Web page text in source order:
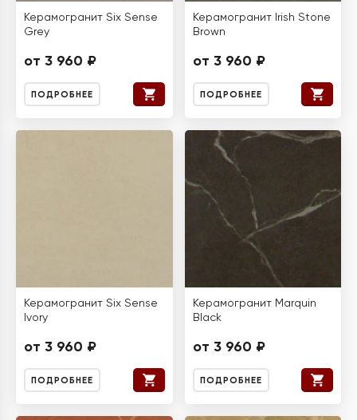
Керамогранит Six Sense
Grey
от 3 960 ₽
ПОДРОБНЕЕ
Керамогранит Irish Stone
Brown
от 3 960 ₽
ПОДРОБНЕЕ
Керамогранит Six Sense
Ivory
от 3 960 ₽
ПОДРОБНЕЕ
Керамогранит Marquin
Black
от 3 960 ₽
ПОДРОБНЕЕ